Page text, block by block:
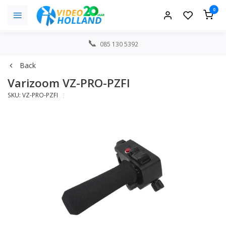
0
085 130 5392
Back
Varizoom VZ-PRO-PZFI
SKU: VZ-PRO-PZFI